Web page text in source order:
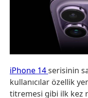
iPhone 14serisinin
kullanıcılar özellik
titremesi gibi ilk kez